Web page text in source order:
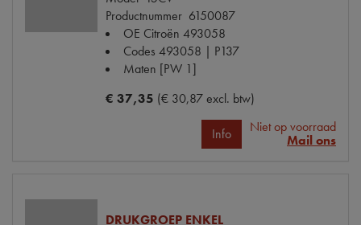
Productnummer 6150087
OE Citroën 493058
Codes 493058 | P137
Maten [PW 1]
€ 37,35 (€ 30,87 excl. btw)
Info
Niet op voorraad
Mail ons
DRUKGROEP ENKEL